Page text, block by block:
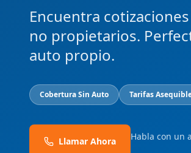
Encuentra
no propietarios.
auto propio.
Cobertura Sin Auto Tarifas
Llamar Ahora Habla con un